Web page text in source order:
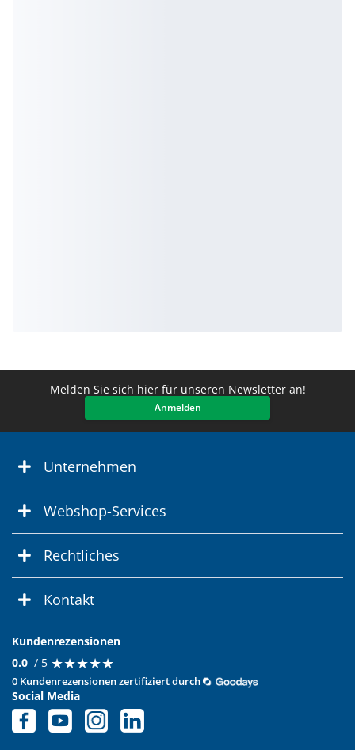
Melden Sie sich hier für unseren Newsletter an!
Anmelden
Unternehmen
Webshop-Services
Rechtliches
Kontakt
Kundenrezensionen
0.0 / 5 ★★★★★
★★★★★
0 Kundenrezensionen zertifiziert durch
Social Media